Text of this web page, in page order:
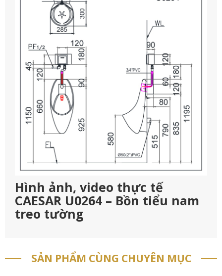
Hình ảnh, video thực tế
CAESAR U0264 – Bồn tiểu nam
treo tường
SẢN PHẨM CÙNG CHUYÊN MỤC